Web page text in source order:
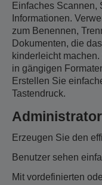
Einfaches Scannen,
Informationen.
zum Benennen,
Dokumenten, die
kinderleicht
in gängigen
Erstellen Sie
Tastendruck.
Erzeugen Sie den
Benutzer sehen
Mit vordefinierten